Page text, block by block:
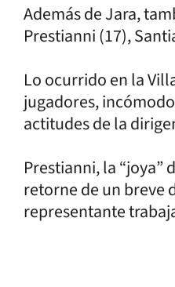
Además de Jara,
Prestianni (17),
Lo ocurrido en la
jugadores,
actitudes de la
Prestianni, la “joya”
retorne de un breve
representante